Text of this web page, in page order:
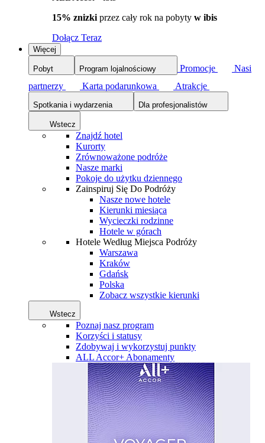
15% znizki przez cały rok na pobyty w ibis
Dołącz Teraz
Więcej
Pobyt Program lojalnościowy Promocje
Nasi
partnerzy
Karta podarunkowa Atrakcje
Spotkania i wydarzenia Dla profesjonalistów
Wstecz
Znajdź hotel
Kurorty
Zrównoważone podróże
Nasze marki
Pokoje do użytku dziennego
Zainspiruj Się Do Podróży
Nasze nowe hotele
Kierunki miesiąca
Wycieczki rodzinne
Hotele w górach
Hotele Według Miejsca Podróży
Warszawa
Kraków
Gdańsk
Polska
Zobacz wszystkie kierunki
Wstecz
Poznaj nasz program
Korzyści i statusy
Zdobywaj i wykorzystuj punkty
ALL Accor+ Abonamenty